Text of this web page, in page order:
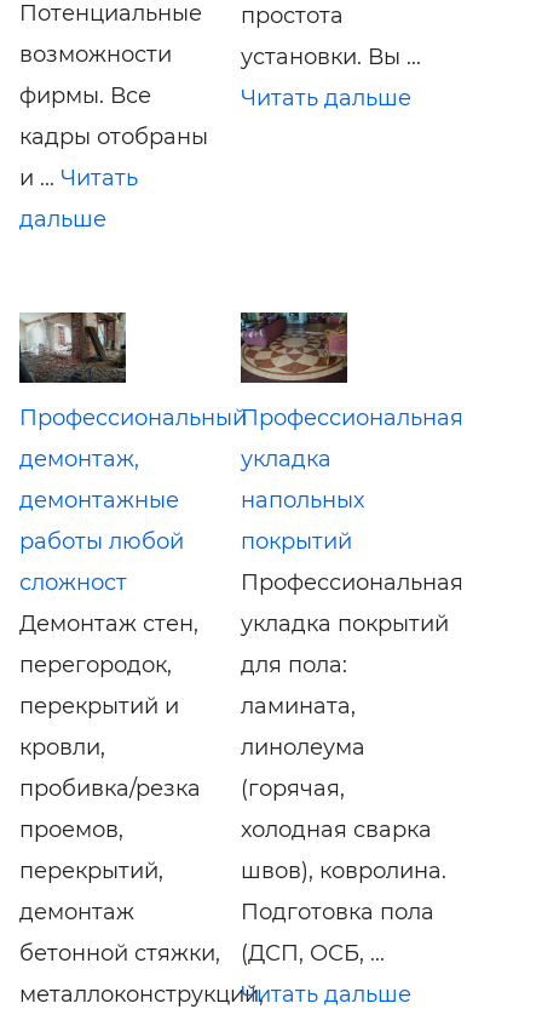
Потенциальные
возможности
фирмы. Все
кадры отобраны
и ... Читать
дальше
простота
установки. Вы ...
Читать дальше
Профессиональный
демонтаж,
демонтажные
работы любой
сложност
Демонтаж стен,
перегородок,
перекрытий и
кровли,
пробивка/резка
проемов,
перекрытий,
демонтаж
бетонной стяжки,
металлоконструкций,
Профессиональная
укладка
напольных
покрытий
Профессиональная
укладка покрытий
для пола:
ламината,
линолеума
(горячая,
холодная сварка
швов), ковролина.
Подготовка пола
(ДСП, ОСБ, ...
Читать дальше